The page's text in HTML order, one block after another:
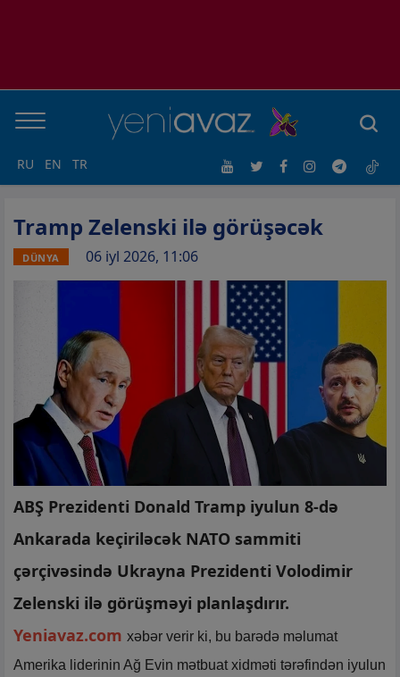
RU EN TR
Tramp Zelenski ilə görüşəcək
DÜNYA 06 iyl 2026, 11:06
ABŞ Prezidenti Donald Tramp iyulun 8-də
Ankarada keçiriləcək NATO sammiti
çərçivəsində Ukrayna Prezidenti Volodimir
Zelenski ilə görüşməyi planlaşdırır.
Yeniavaz.com xəbər verir ki, bu barədə məlumat
Amerika liderinin Ağ Evin mətbuat xidməti tərəfindən iyulun